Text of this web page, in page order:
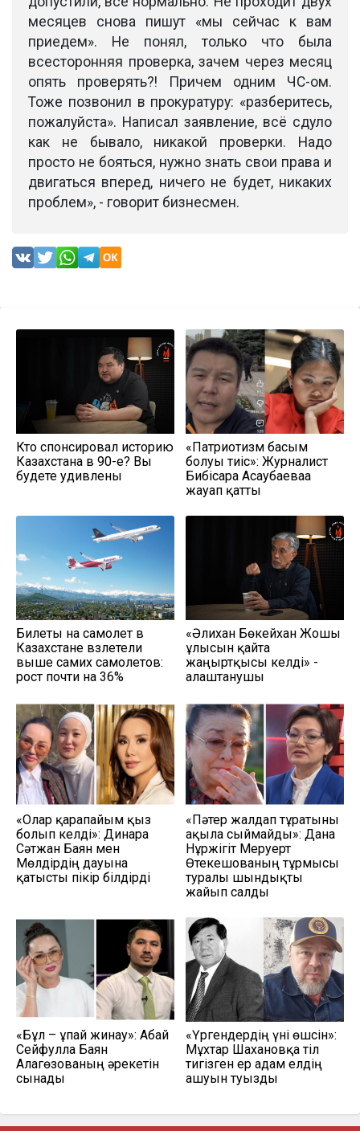
месяцев снова пишут «мы сейчас к вам
приедем». Не понял, только что была
всесторонняя проверка, зачем через месяц
опять проверять?! Причем одним ЧС-ом.
Тоже позвонил в прокуратуру: «разберитесь,
пожалуйста». Написал заявление, всё сдуло
как не бывало, никакой проверки. Надо
просто не бояться, нужно знать свои права и
двигаться вперед, ничего не будет, никаких
проблем», - говорит бизнесмен.
Кто спонсировал историю
Казахстана в 90-е? Вы
будете удивлены
«Патриотизм басым
болуы тиіс»: Журналист
Бибісара Асаубаеваға
жауап қатты
Билеты на самолет в
Казахстане взлетели
выше самих самолетов:
рост почти на 36%
«Әлихан Бөкейхан Жошы
ұлысын қайта
жаңғыртқысы келді» -
алаштанушы
«Олар қарапайым қыз
болып келді»: Динара
Сәтжан Баян мен
Мөлдірдің дауына
қатысты пікір білдірді
«Пәтер жалдап тұратыны
ақылға сыймайды»: Дана
Нұржігіт Меруерт
Өтекешованың тұрмысы
туралы шындықты
жайып салды
«Бұл – ұпай жинау»: Абай
Сейфулла Баян
Алагөзованың әрекетін
сынады
«Үргендердің үні өшсін»:
Мұхтар Шахановқа тіл
тигізген ер адам елдің
ашуын туғызды